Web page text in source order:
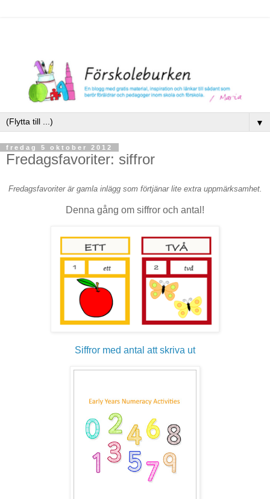
▼
fredag 5 oktober 2012
Fredagsfavoriter: siffror
Fredagsfavoriter är gamla inlägg som förtjänar lite extra uppmärksamhet.
Denna gång om siffror och antal!
Siffror med antal att skriva ut